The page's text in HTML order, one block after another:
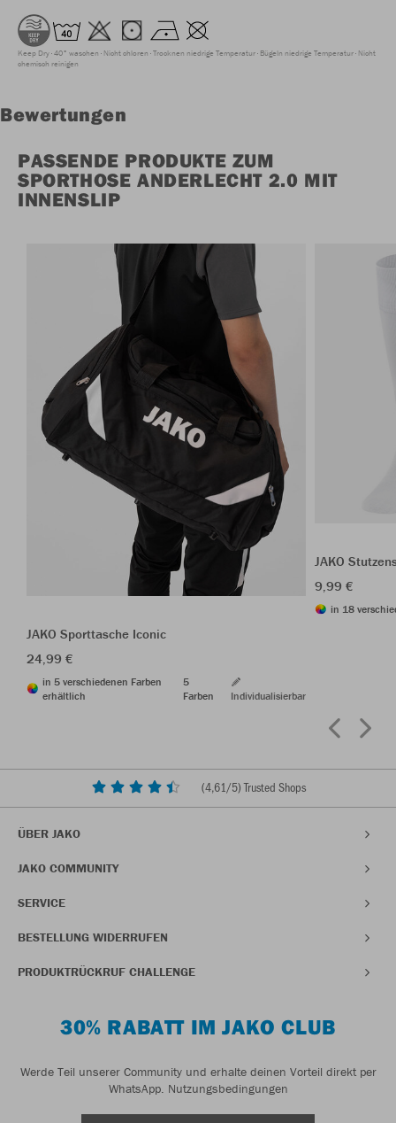
Keep Dry 40° waschen Nicht chloren Trocknen niedrige Temperatur Bügeln niedrige Temperatur Nicht
chemisch reinigen
Bewertungen
PASSENDE PRODUKTE ZUM
SPORTHOSE ANDERLECHT 2.0 MIT
INNENSLIP
JAKO Sporttasche Iconic
24,99 €
in 5 verschiedenen Farben
erhältlich
5
Farben
Individualisierbar
JAKO
9,99 €
in 18
(4,61/5) Trusted Shops
ÜBER JAKO
JAKO COMMUNITY
SERVICE
BESTELLUNG WIDERRUFEN
PRODUKTRÜCKRUF CHALLENGE
30% RABATT IM JAKO CLUB
Werde Teil unserer Community und erhalte deinen Vorteil direkt per
WhatsApp. Nutzungsbedingungen